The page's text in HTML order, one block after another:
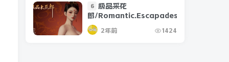
6
极品采花
郎/Romantic.Escapades.v1.2.1
2年前 1424